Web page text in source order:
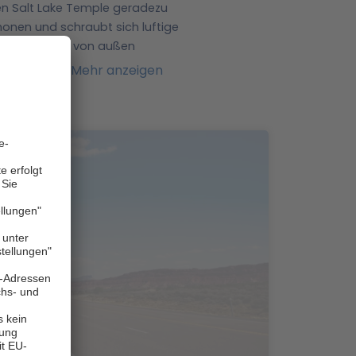
Salt Lake Temple geradezu
und schraubt sich luftige
der Ansicht von außen
aus auf in den Atelope
bestaunen. Zudem eignet
welche Highlights Sie auf
Lake City
Rennrodel-, Bob-, Skelett-
für einige der besten
Sie sich erst einmal ein
durch die Rockies –
Resorts, das Pisten aller
Mehr anzeigen